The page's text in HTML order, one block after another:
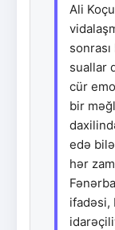
Ali
suallar
cür
bir
edə
hər
ifadəsi,